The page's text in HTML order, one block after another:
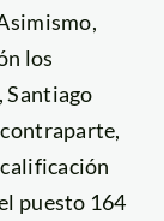
los
Santiago
puesto 164